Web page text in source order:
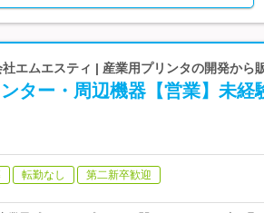
エムエスティ | 産業用プリンタの開発から
ター・周辺機器【営業】未経
転勤なし 第二新卒歓迎